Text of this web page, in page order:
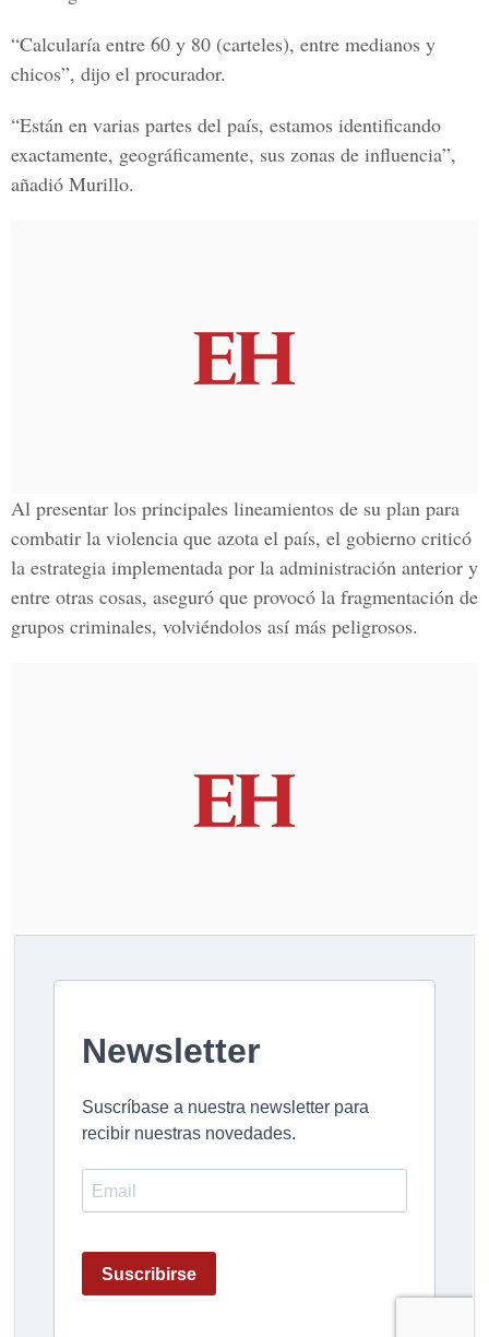
“Calcularía entre 60 y 80 (carteles), entre medianos y
chicos”, dijo el procurador.
“Están en varias partes del país, estamos identificando
exactamente, geográficamente, sus zonas de influencia”,
añadió Murillo.
Al presentar los principales lineamientos de su plan para
combatir la violencia que azota el país, el gobierno criticó
la estrategia implementada por la administración anterior y
entre otras cosas, aseguró que provocó la fragmentación de
grupos criminales, volviéndolos así más peligrosos.